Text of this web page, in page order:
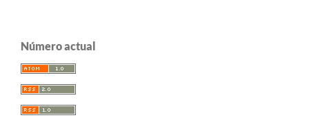
Número actual